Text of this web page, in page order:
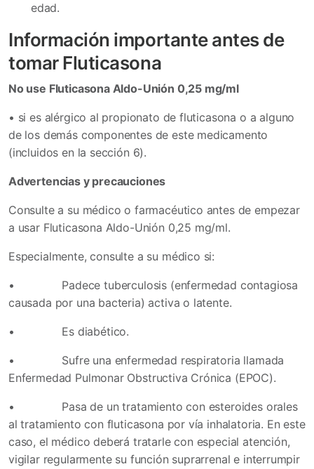
edad.
Información importante antes de
tomar Fluticasona
No use Fluticasona Aldo-Unión 0,25 mg/ml
• si es alérgico al propionato de fluticasona o a alguno
de los demás componentes de este medicamento
(incluidos en la sección 6).
Advertencias y precauciones
Consulte a su médico o farmacéutico antes de empezar
a usar Fluticasona Aldo-Unión 0,25 mg/ml.
Especialmente, consulte a su médico si:
•
Padece tuberculosis (enfermedad contagiosa
causada por una bacteria) activa o latente.
• Es diabético.
•
Sufre una enfermedad respiratoria llamada
Enfermedad Pulmonar Obstructiva Crónica (EPOC).
•
Pasa de un tratamiento con esteroides orales
al tratamiento con fluticasona por vía inhalatoria. En este
caso, el médico deberá tratarle con especial atención,
vigilar regularmente su función suprarrenal e interrumpir